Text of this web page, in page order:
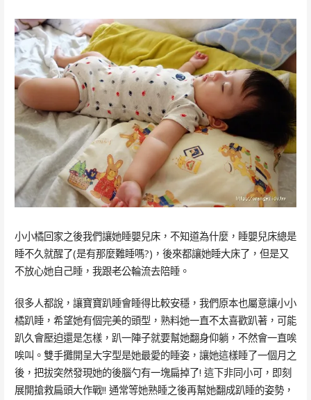
小小橘回家之後我們讓她睡嬰兒床，不知道為什麼，睡嬰兒床總是
睡不久就醒了(是有那麼難睡嗎?)，後來都讓她睡大床了，但是又
不放心她自己睡，我跟老公輪流去陪睡。
很多人都說，讓寶寶趴睡會睡得比較安穩，我們原本也屬意讓小小
橘趴睡，希望她有個完美的頭型，熟料她一直不太喜歡趴著，可能
趴久會壓迫還是怎樣，趴一陣子就要幫她翻身仰躺，不然會一直唉
唉叫。雙手攤開呈大字型是她最愛的睡姿，讓她這樣睡了一個月之
後，把拔突然發現她的後腦勺有一塊扁掉了! 這下非同小可，即刻
展開搶救扁頭大作戰!! 通常等她熟睡之後再幫她翻成趴睡的姿勢，